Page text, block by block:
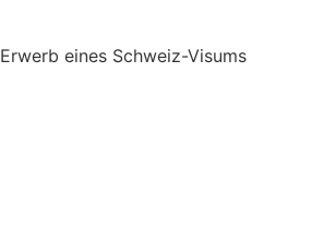
Erwerb eines Schweiz-Visums